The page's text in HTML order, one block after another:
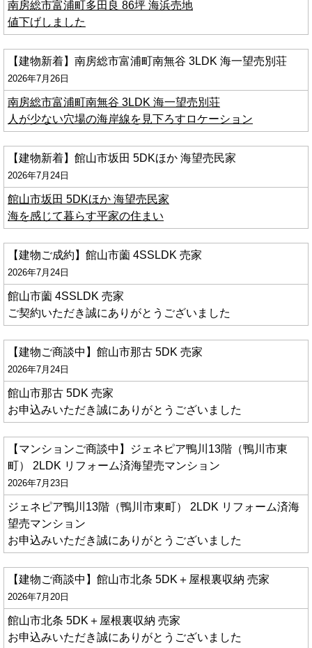
南房総市富浦町多田良 86坪 海浜売地
値下げしました
【建物新着】南房総市富浦町南無谷 3LDK 海一望売別荘
2026年7月26日
南房総市富浦町南無谷 3LDK 海一望売別荘
人が少ない穴場の海岸線を見下ろすロケーション
【建物新着】館山市坂田 5DKほか 海望売民家
2026年7月24日
館山市坂田 5DKほか 海望売民家
海を感じて暮らす平家の住まい
【建物ご成約】館山市薗 4SSLDK 売家
2026年7月24日
館山市薗 4SSLDK 売家
ご契約いただき誠にありがとうございました
【建物ご商談中】館山市那古 5DK 売家
2026年7月24日
館山市那古 5DK 売家
お申込みいただき誠にありがとうございました
【マンションご商談中】ジェネピア鴨川13階（鴨川市東
町） 2LDK リフォーム済海望売マンション
2026年7月23日
ジェネピア鴨川13階（鴨川市東町） 2LDK リフォーム済海
望売マンション
お申込みいただき誠にありがとうございました
【建物ご商談中】館山市北条 5DK＋屋根裏収納 売家
2026年7月20日
館山市北条 5DK＋屋根裏収納 売家
お申込みいただき誠にありがとうございました